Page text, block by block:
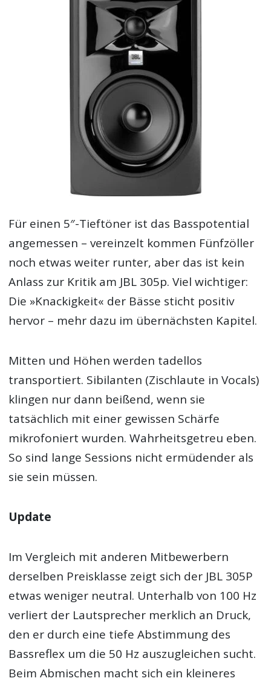
Für einen 5″-Tieftöner ist das Basspotential
angemessen – vereinzelt kommen Fünfzöller
noch etwas weiter runter, aber das ist kein
Anlass zur Kritik am JBL 305p. Viel wichtiger:
Die »Knackigkeit« der Bässe sticht positiv
hervor – mehr dazu im übernächsten Kapitel.
Mitten und Höhen werden tadellos
transportiert. Sibilanten (Zischlaute in Vocals)
klingen nur dann beißend, wenn sie
tatsächlich mit einer gewissen Schärfe
mikrofoniert wurden. Wahrheitsgetreu eben.
So sind lange Sessions nicht ermüdender als
sie sein müssen.
Update
Im Vergleich mit anderen Mitbewerbern
derselben Preisklasse zeigt sich der JBL 305P
etwas weniger neutral. Unterhalb von 100 Hz
verliert der Lautsprecher merklich an Druck,
den er durch eine tiefe Abstimmung des
Bassreflex um die 50 Hz auszugleichen sucht.
Beim Abmischen macht sich ein kleineres